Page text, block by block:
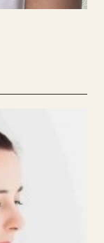
Nascimento
com
estética e
artística e
marcantes,